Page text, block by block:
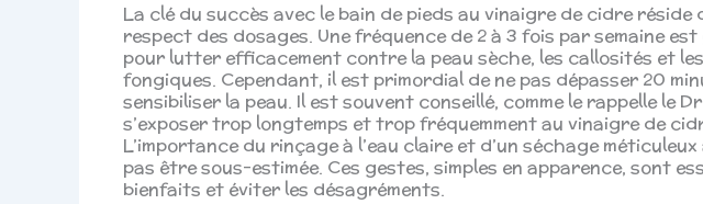
La clé du succès avec le bain de pieds au vinaigre de cidre
respect des dosages. Une fréquence de 2 à 3 fois par semaine
pour lutter efficacement contre la peau sèche, les callosités et
fongiques. Cependant, il est primordial de ne pas dépasser 20
sensibiliser la peau. Il est souvent conseillé, comme le rappelle le
s’exposer trop longtemps et trop fréquemment au vinaigre de
L’importance du rinçage à l’eau claire et d’un séchage
pas être sous-estimée. Ces gestes, simples en apparence, sont
bienfaits et éviter les désagréments.